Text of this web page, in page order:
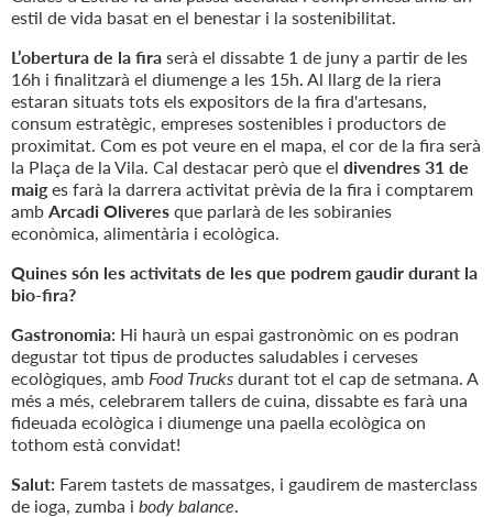
estil de vida basat en el benestar i la sostenibilitat.
L’obertura de la fira serà el dissabte 1 de juny a partir de les
16h i finalitzarà el diumenge a les 15h. Al llarg de la riera
estaran situats tots els expositors de la fira d'artesans,
consum estratègic, empreses sostenibles i productors de
proximitat. Com es pot veure en el mapa, el cor de la fira serà
la Plaça de la Vila. Cal destacar però que el divendres 31 de
maiges farà la darrera activitat prèvia de la fira i comptarem
amb Arcadi Oliveres que parlarà de les sobiranies
econòmica, alimentària i ecològica.
Quines són les activitats de les que podrem gaudir durant la
bio-fira?
Gastronomia: Hi haurà un espai gastronòmic on es podran
degustar tot tipus de productes saludables i cerveses
ecològiques, amb Food Trucks durant tot el cap de setmana. A
més a més, celebrarem tallers de cuina, dissabte es farà una
fideuada ecològica i diumenge una paella ecològica on
tothom està convidat!
Salut: Farem tastets de massatges, i gaudirem de masterclass
de ioga, zumba i body balance.